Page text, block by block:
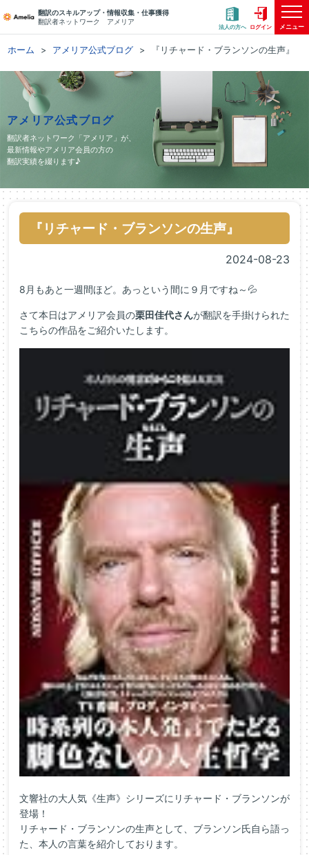
翻訳のスキルアップ・情報収集・仕事獲得
翻訳者ネットワーク アメリア
法人の方へ ログイン メニュー
ホーム アメリア公式ブログ 『リチャード・ブランソンの生声』
アメリア公式ブログ
翻訳者ネットワーク「アメリア」が、
最新情報やアメリア会員の方の
翻訳実績を綴ります♪
『リチャード・ブランソンの生声』
2024-08-23
8月もあと一週間ほど。あっという間に９月ですね～💦
さて本日はアメリア会員の栗田佳代さんが翻訳を手掛けられた
こちらの作品をご紹介いたします。
文響社の大人気《生声》シリーズにリチャード・ブランソンが
登場！
リチャード・ブランソンの生声として、ブランソン氏自ら語っ
た、本人の言葉を紹介しております。